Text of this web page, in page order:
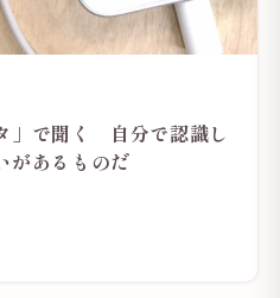
」で聞く 自分で認識し
があるものだ